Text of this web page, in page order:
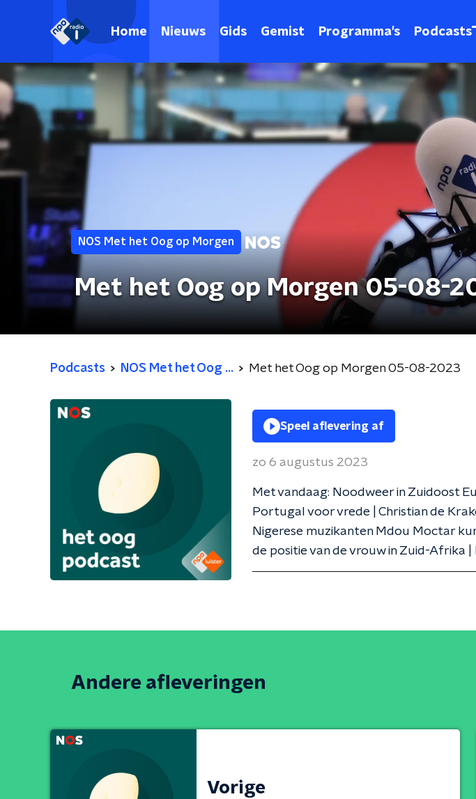
Home Nieuws Gids Gemist Programma's Podcasts
NOS Met het Oog op Morgen
Met het Oog op Morgen 05-08-
Podcasts NOS Met het Oog ... Met het Oog op Morgen 05-08-2023
Speel aflevering af
zo 6 augustus 2023
Met vandaag: Noodweer in Zuidoost
Portugal voor vrede | Christian de
Nigerese muzikanten Mdou Moctar
de positie van de vrouw in Zuid-Afrika
Andere afleveringen
Vorige